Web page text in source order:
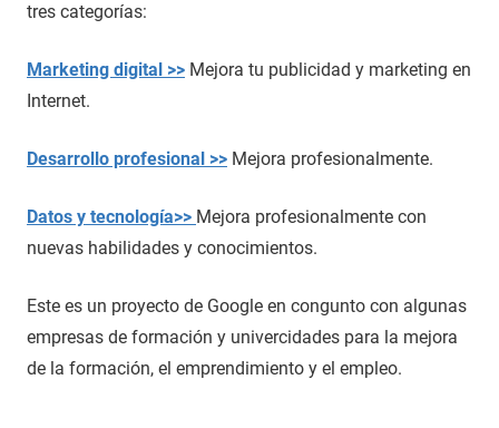
tres categorías:
Marketing digital >> Mejora tu publicidad y marketing en
Internet.
Desarrollo profesional >> Mejora profesionalmente.
Datos y tecnología>> Mejora profesionalmente con
nuevas habilidades y conocimientos.
Este es un proyecto de Google en congunto con algunas
empresas de formación y univercidades para la mejora
de la formación, el emprendimiento y el empleo.